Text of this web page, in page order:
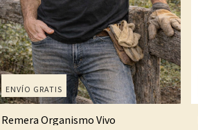
ENVÍO GRATIS
Remera Organismo Vivo